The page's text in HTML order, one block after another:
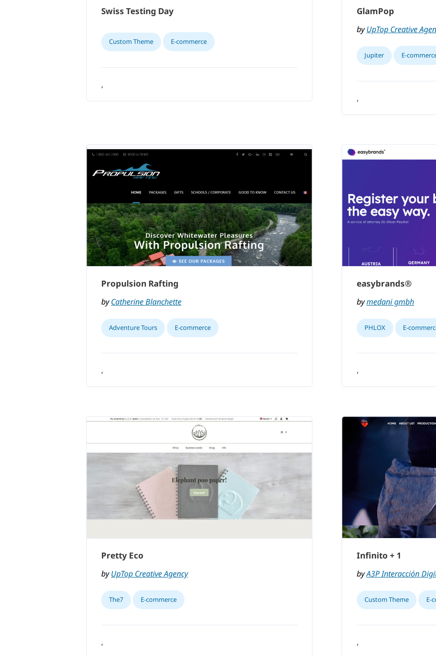
Swiss Testing Day
Custom Theme E-commerce
,
GlamPop
byUpTop Creative
Jupiter E-
,
Propulsion Rafting
byCatherine Blanchette
Adventure Tours E-commerce
,
easybrands®
bymedani gmbh
PHLOX E-
,
Pretty Eco
byUpTop Creative Agency
The7 E-commerce
,
Infinito + 1
byA3P Interacción
Custom Theme E-
,